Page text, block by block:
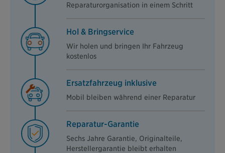
Reparaturorganisation in einem Schritt
Hol & Bringservice
Wir holen und bringen Ihr Fahrzeug
kostenlos
Ersatzfahrzeug inklusive
Mobil bleiben während einer Reparatur
Reparatur-Garantie
Sechs Jahre Garantie, Originalteile,
Herstellergarantie bleibt erhalten